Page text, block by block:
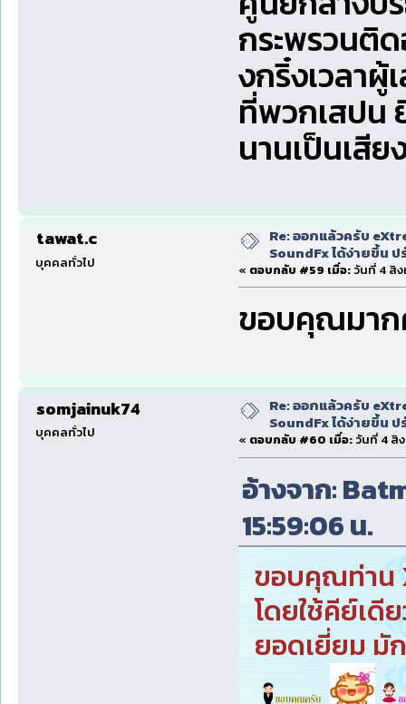
กระพรวนติด
งกริ๋งเวลาผู้
ที่พวกเสปน
นานเป็นเสี
tawat.c
บุคคลทั่วไป
Re: ออกแล้วครับ
SoundFx ได้ง่ายขึ้น
« ตอบกลับ #59 เมื่อ: วันที่ 4 สิ
ขอบคุณมา
somjainuk74
บุคคลทั่วไป
Re: ออกแล้วครับ
SoundFx ได้ง่ายขึ้น
« ตอบกลับ #60 เมื่อ: วันที่ 4 สิ
อ้างจาก:
15:59:06 น.
ขอบคุณท่าน
โดยใช้คีย์เดี
ยอดเยี่ยม มั